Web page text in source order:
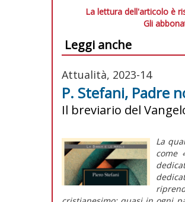
La lettura dell'articolo è
Gli
Leggi anche
Attualità, 2023-14
P. Stefani, Padre
Il breviario del
La
come